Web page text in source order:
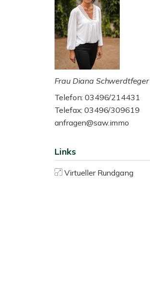
Frau Diana Schwerdtfeger
Telefon: 03496/214431
Telefax: 03496/309619
anfragen@saw.immo
Links
Virtueller Rundgang